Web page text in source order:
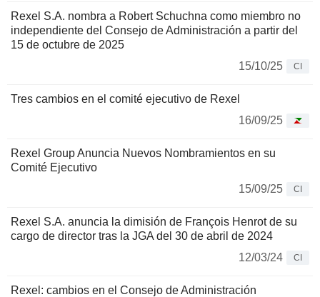
Rexel S.A. nombra a Robert Schuchna como miembro no
independiente del Consejo de Administración a partir del
15 de octubre de 2025
15/10/25
CI
Tres cambios en el comité ejecutivo de Rexel
16/09/25
Rexel Group Anuncia Nuevos Nombramientos en su
Comité Ejecutivo
15/09/25
CI
Rexel S.A. anuncia la dimisión de François Henrot de su
cargo de director tras la JGA del 30 de abril de 2024
12/03/24
CI
Rexel: cambios en el Consejo de Administración